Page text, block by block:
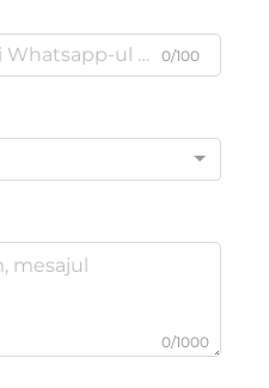
0/100
0/1000